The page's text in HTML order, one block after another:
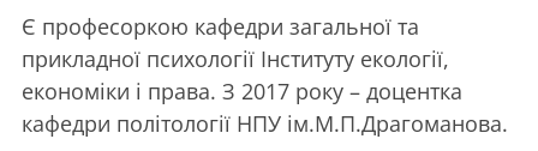
Є професоркою кафедри загальної та
прикладної психології Інституту екології,
економіки і права. З 2017 року – доцентка
кафедри політології НПУ ім.М.П.Драгоманова.